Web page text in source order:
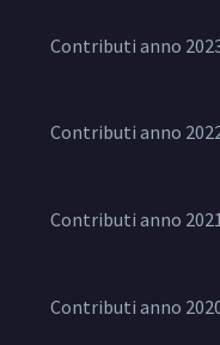
Contributi anno
Contributi anno
Contributi anno
Contributi anno